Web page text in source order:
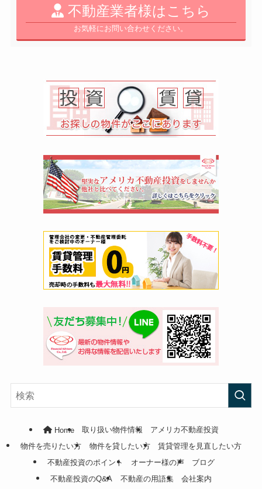
不動産業者様はこちら
お気軽にお問い合わせください。
Home 取り扱い物件情報
アメリカ不動産投資
物件を売りたい方
物件を貸したい方
賃貸管理を見直したい方
不動産投資のポイント
オーナー様の声
ブログ
不動産投資のQ&A
不動産の用語集 会社案内